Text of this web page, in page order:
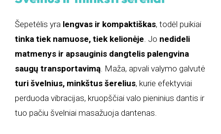
Šepetėlis yra lengvas ir kompaktiškas, todėl puikiai
tinka tiek namuose, tiek kelionėje. Jo nedideli
matmenys ir apsauginis dangtelis palengvina
saugų transportavimą. Maža, apvali valymo galvutė
turi švelnius, minkštus šerelius, kurie efektyviai
perduoda vibracijas, kruopščiai valo pieninius dantis ir
tuo pačiu švelniai masažuoja dantenas.